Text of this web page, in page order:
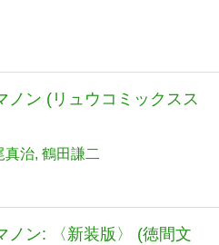
ノン (リュウコミックスス
真治 鶴田謙二
ノン: 〈新装版〉 (徳間文